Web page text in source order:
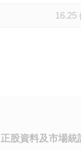
16.25
正股資料及市場統